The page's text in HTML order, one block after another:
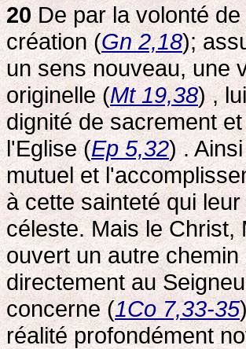
20De par la volonté de
création (Gn 2,18);
un sens nouveau, une
originelle (Mt 19,38) ,
dignité de sacrement
l'Eglise (Ep 5,32) .
mutuel et
à cette sainteté qui
céleste. Mais le Christ,
ouvert un autre
directement au
concerne (1Co 7,33-35
réalité profondément